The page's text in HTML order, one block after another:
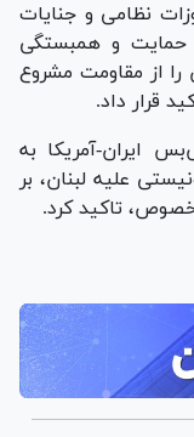
نظامی و جنایات
حمایت و همبستگی
از مقاومت مشروع
قرار داد.
ایران-آمریکا به
علیه لبنان، بر
خصوص، تاکید کرد.